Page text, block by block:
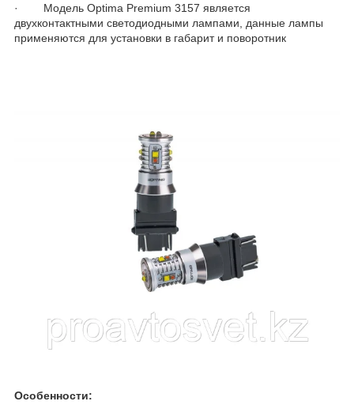
· Модель Optima Premium 3157 является
двухконтактными светодиодными лампами, данные лампы
применяются для установки в габарит и поворотник
Особенности: